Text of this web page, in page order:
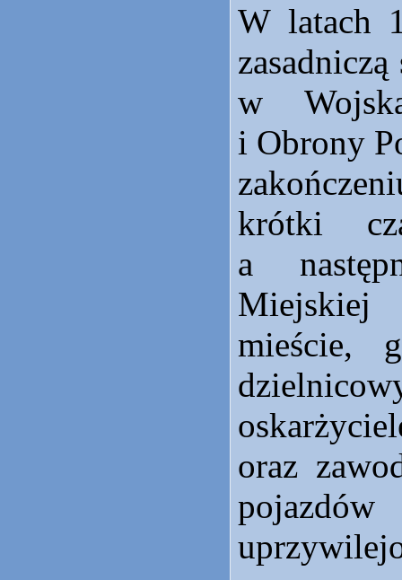
W latach
w
i Obrony
krótki
a
mieście,
oraz
pojazdów